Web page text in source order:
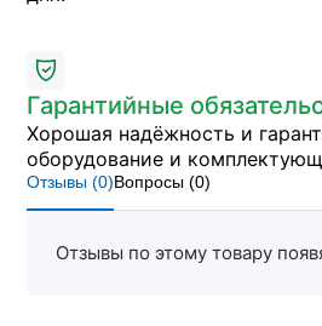
Гарантийные
Хорошая надёжность и
оборудование и
Отзывы (0)Вопросы (0)
Отзывы по этому товару